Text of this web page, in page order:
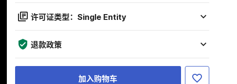
许可证类型：Single Entity
退款政策
加入购物车